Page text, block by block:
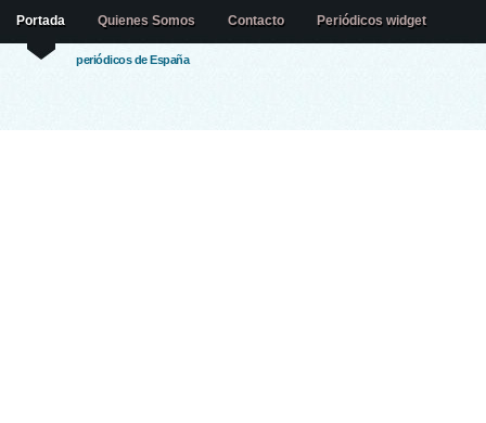
periódicos de España
Portada Quienes Somos Contacto Periódicos widget